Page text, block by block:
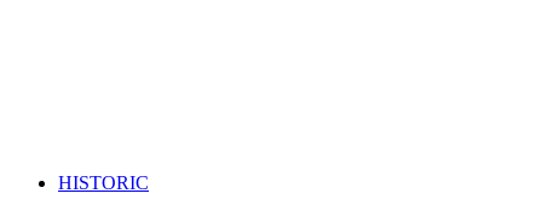
HISTORIC